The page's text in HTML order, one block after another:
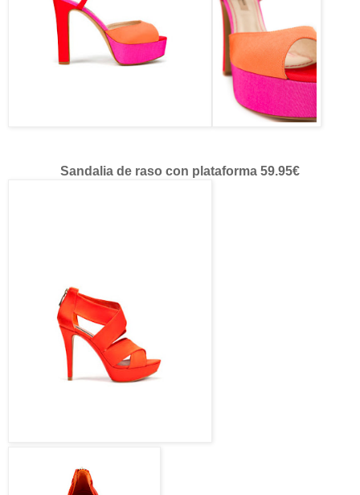
Sandalia de raso con plataforma 59.95€